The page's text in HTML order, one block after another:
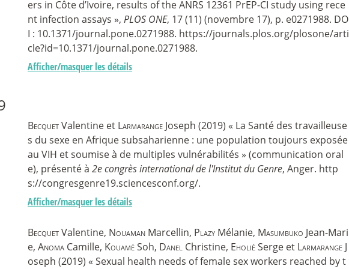
ers in Côte d’Ivoire, results of the ANRS 12361 PrEP-CI study using rece
nt infection assays », PLOS ONE, 17 (11) (novembre 17), p. e0271988. DO
I : 10.1371/journal.pone.0271988. https://journals.plos.org/plosone/arti
cle?id=10.1371/journal.pone.0271988.
Afficher/masquer les détails
BecquetValentine et Larmarange Joseph (2019) « La Santé des travailleuse
s du sexe en Afrique subsaharienne : une population toujours exposée
au VIH et soumise à de multiples vulnérabilités » (communication oral
e), présenté à 2e congrès international de l'Institut du Genre, Anger. http
s://congresgenre19.sciencesconf.org/.
Afficher/masquer les détails
BecquetValentine, Nouaman Marcellin, Plazy Mélanie, Masumbuko Jean-Mari
e, Anoma Camille, KouaméSoh, Danel Christine, EholiéSerge et Larmarange J
oseph (2019) « Sexual health needs of female sex workers reached by t